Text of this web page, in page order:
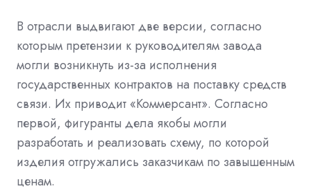
В отрасли выдвигают две версии, согласно
которым претензии к руководителям завода
могли возникнуть из-за исполнения
государственных контрактов на поставку средств
связи. Их приводит «Коммерсант». Согласно
первой, фигуранты дела якобы могли
разработать и реализовать схему, по которой
изделия отгружались заказчикам по завышенным
ценам.